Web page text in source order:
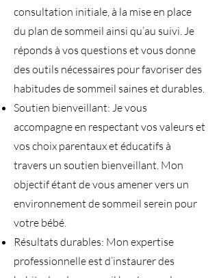
consultation initiale, à la mise en place
du plan de sommeil ainsi qu’au suivi. Je
réponds à vos questions et vous donne
des outils nécessaires pour favoriser des
habitudes de sommeil saines et durables.
Soutien bienveillant: Je vous
accompagne en respectant vos valeurs et
vos choix parentaux et éducatifs à
travers un soutien bienveillant. Mon
objectif étant de vous amener vers un
environnement de sommeil serein pour
votre bébé.
Résultats durables: Mon expertise
professionnelle est d’instaurer des